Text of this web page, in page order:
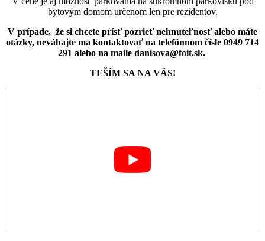
bytovým domom určenom len pre rezidentov.
V prípade, že si chcete prísť pozrieť nehnuteľnosť alebo máte
otázky, neváhajte ma kontaktovať na telefónnom čísle 0949 714
291 alebo na maile danisova@foit.sk.
TEŠÍM SA NA VÁS!